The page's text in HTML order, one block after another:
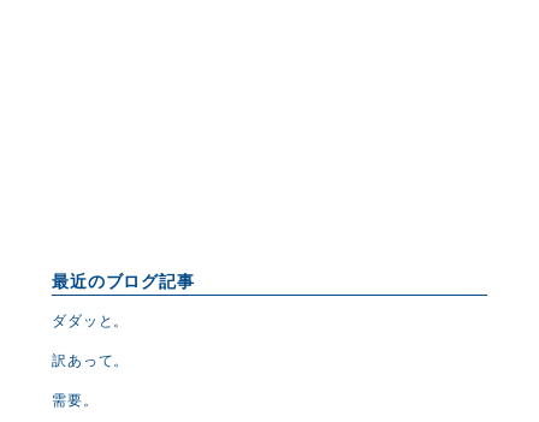
最近のブログ記事
ダダッと。
訳あって。
需要。